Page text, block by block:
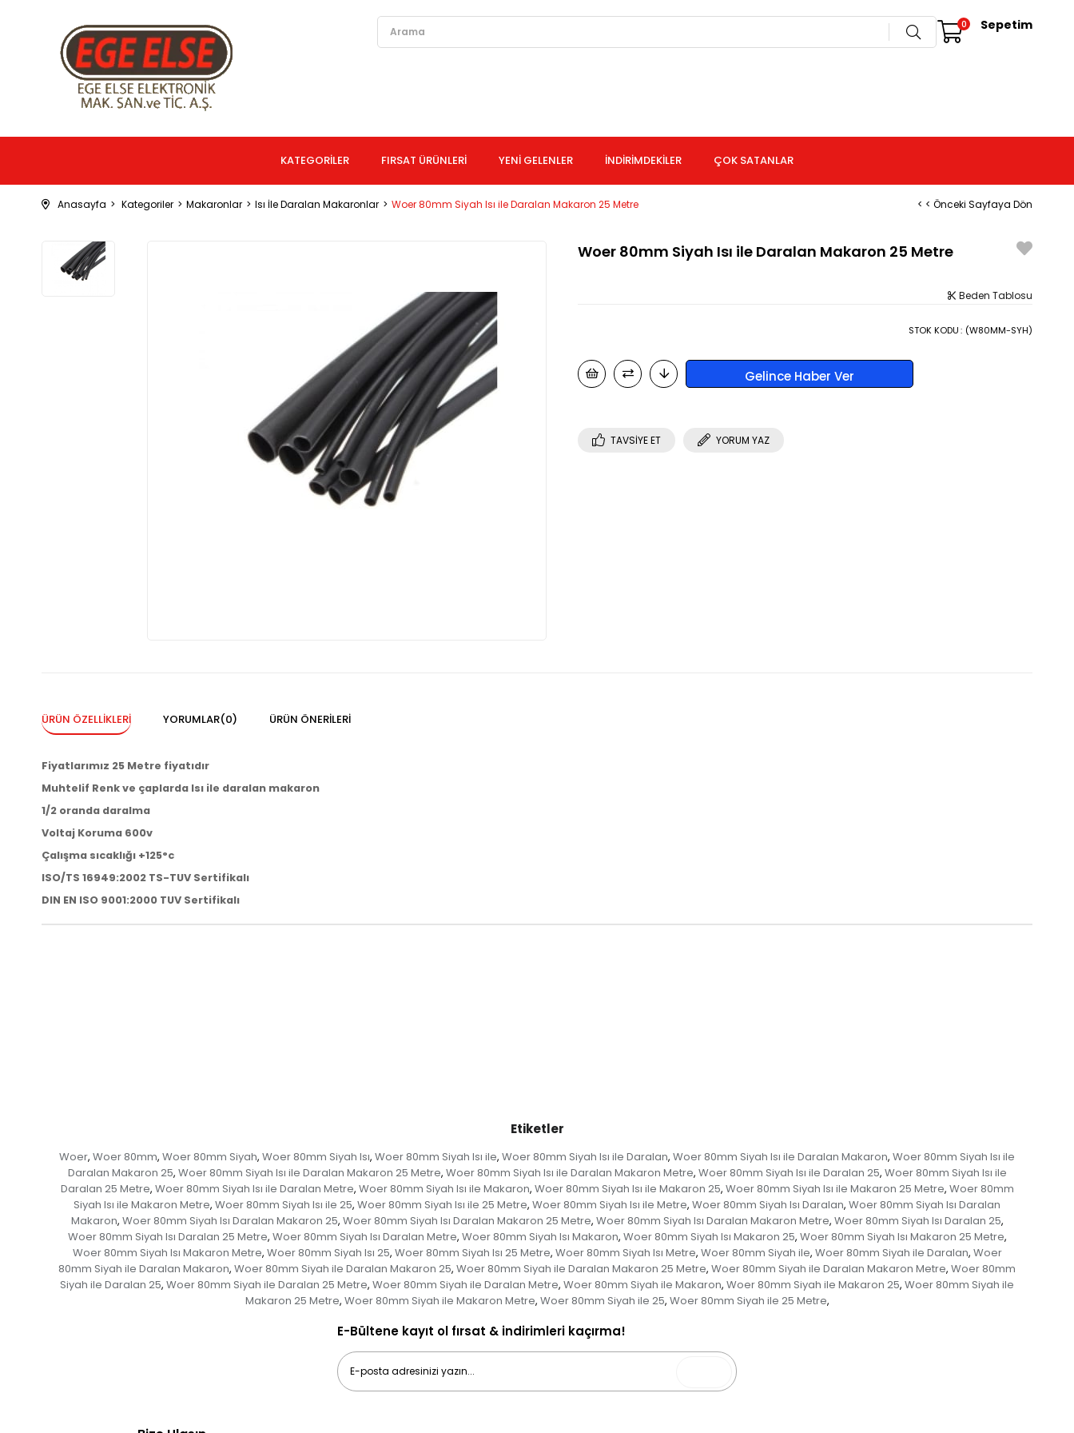
Sepetim
0
KATEGORİLER FIRSAT ÜRÜNLERİ YENİ GELENLER İNDİRİMDEKİLER ÇOK SATANLAR
Anasayfa Kategoriler Makaronlar Isı İle Daralan Makaronlar Woer 80mm Siyah Isı ile Daralan Makaron 25 Metre < < Önceki Sayfaya Dön
Woer 80mm Siyah Isı ile Daralan Makaron 25 Metre
Beden Tablosu
(W80MM-SYH)
STOK KODU
Gelince Haber Ver
TAVSIYE ET YORUM YAZ
ÜRÜN ÖZELLIKLERI YORUMLAR(0) ÜRÜN ÖNERILERI
Fiyatlarımız 25 Metre fiyatıdır
Muhtelif Renk ve çaplarda Isı ile daralan makaron
1/2 oranda daralma
Voltaj Koruma 600v
Çalışma sıcaklığı +125°c
ISO/TS 16949:2002 TS-TUV Sertifikalı
DIN EN ISO 9001:2000 TUV Sertifikalı
Etiketler
Woer, Woer 80mm, Woer 80mm Siyah, Woer 80mm Siyah Isı, Woer 80mm Siyah Isı ile, Woer 80mm Siyah Isı ile Daralan, Woer 80mm Siyah Isı ile Daralan Makaron, Woer 80mm Siyah Isı ile
Daralan Makaron 25, Woer 80mm Siyah Isı ile Daralan Makaron 25 Metre, Woer 80mm Siyah Isı ile Daralan Makaron Metre, Woer 80mm Siyah Isı ile Daralan 25, Woer 80mm Siyah Isı ile
Daralan 25 Metre, Woer 80mm Siyah Isı ile Daralan Metre, Woer 80mm Siyah Isı ile Makaron, Woer 80mm Siyah Isı ile Makaron 25, Woer 80mm Siyah Isı ile Makaron 25 Metre, Woer 80mm
Siyah Isı ile Makaron Metre, Woer 80mm Siyah Isı ile 25, Woer 80mm Siyah Isı ile 25 Metre, Woer 80mm Siyah Isı ile Metre, Woer 80mm Siyah Isı Daralan, Woer 80mm Siyah Isı Daralan
Makaron, Woer 80mm Siyah Isı Daralan Makaron 25, Woer 80mm Siyah Isı Daralan Makaron 25 Metre, Woer 80mm Siyah Isı Daralan Makaron Metre, Woer 80mm Siyah Isı Daralan 25,
Woer 80mm Siyah Isı Daralan 25 Metre, Woer 80mm Siyah Isı Daralan Metre, Woer 80mm Siyah Isı Makaron, Woer 80mm Siyah Isı Makaron 25, Woer 80mm Siyah Isı Makaron 25 Metre,
Woer 80mm Siyah Isı Makaron Metre, Woer 80mm Siyah Isı 25, Woer 80mm Siyah Isı 25 Metre, Woer 80mm Siyah Isı Metre, Woer 80mm Siyah ile, Woer 80mm Siyah ile Daralan, Woer
80mm Siyah ile Daralan Makaron, Woer 80mm Siyah ile Daralan Makaron 25, Woer 80mm Siyah ile Daralan Makaron 25 Metre, Woer 80mm Siyah ile Daralan Makaron Metre, Woer 80mm
Siyah ile Daralan 25, Woer 80mm Siyah ile Daralan 25 Metre, Woer 80mm Siyah ile Daralan Metre, Woer 80mm Siyah ile Makaron, Woer 80mm Siyah ile Makaron 25, Woer 80mm Siyah ile
Makaron 25 Metre, Woer 80mm Siyah ile Makaron Metre, Woer 80mm Siyah ile 25, Woer 80mm Siyah ile 25 Metre,
E-Bültene kayıt ol fırsat & indirimleri kaçırma!